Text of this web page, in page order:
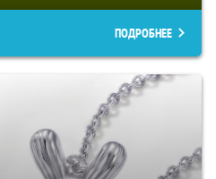
ПОДРОБНЕЕ